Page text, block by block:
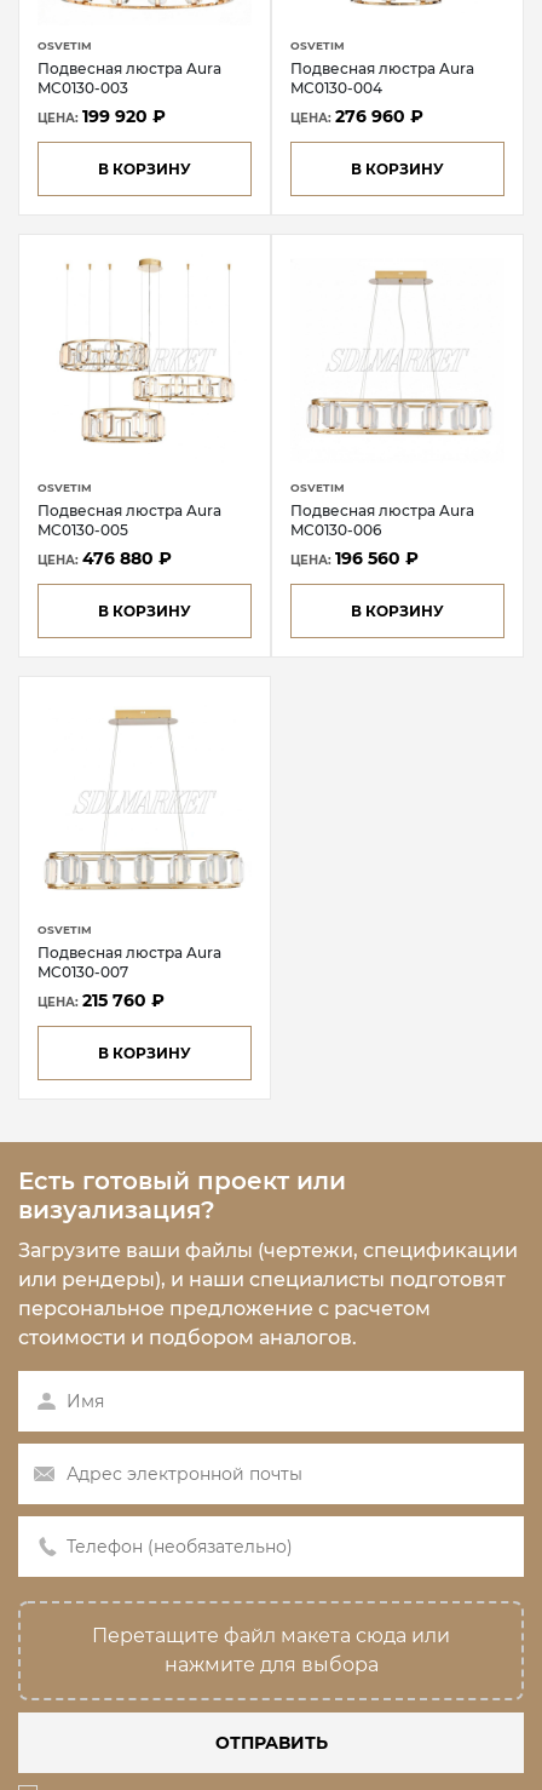
OSVETIM
Подвесная люстра Aura
MC0130-003
ЦЕНА: 199 920 ₽
В КОРЗИНУ
OSVETIM
Подвесная люстра Aura
MC0130-004
ЦЕНА: 276 960 ₽
В КОРЗИНУ
OSVETIM
Подвесная люстра Aura
MC0130-005
ЦЕНА: 476 880 ₽
В КОРЗИНУ
OSVETIM
Подвесная люстра Aura
MC0130-006
ЦЕНА: 196 560 ₽
В КОРЗИНУ
OSVETIM
Подвесная люстра Aura
MC0130-007
ЦЕНА: 215 760 ₽
В КОРЗИНУ
Есть готовый проект или
визуализация?
Загрузите ваши файлы (чертежи, спецификации
или рендеры), и наши специалисты подготовят
персональное предложение с расчетом
стоимости и подбором аналогов.
Перетащите файл макета сюда или
нажмите для выбора
ОТПРАВИТЬ